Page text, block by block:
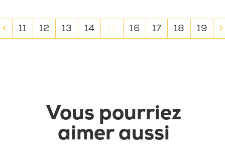
folles tournées, et
les sessions
Que vous soyez un
nostalgique des
seventies ou un
11 12 13 14 15 16 17 18 19
Vous pourriez
aimer aussi